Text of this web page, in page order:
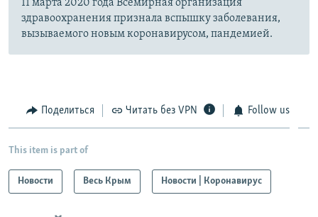
11 марта 2020 года Всемирная организация
здравоохранения признала вспышку заболевания,
вызываемого новым коронавирусом, пандемией.
Поделиться Читать без VPN Follow us
This item is part of
Новости Весь Крым Новости | Коронавирус